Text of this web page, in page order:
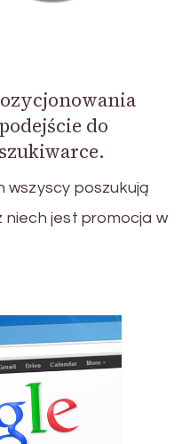
do
poszukują
niech jest promocja w